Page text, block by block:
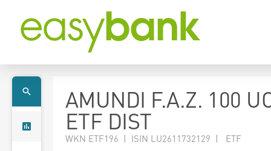
AMUNDI F.A.Z. 100
ETF DIST
WKN ETF196 | ISIN LU2611732129 | ETF